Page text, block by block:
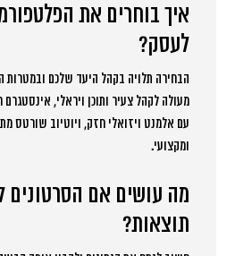
איך בוחרים את
לעסק?
הבחירה תלויה בקהל היעד שלכם ובמטרות
מעולה לקהל צעיר ותוכן ויראלי,
עם אלמנט ויזואלי חזק, ויוטיוב שורטס
ומקצועי.
מה עושים אם הסרטונים
תוצאות?